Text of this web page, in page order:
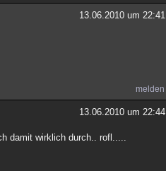
13.06.2010 um 22:41
melden
13.06.2010 um 22:44
damit wirklich durch.. rofl.....